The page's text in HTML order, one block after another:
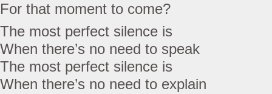
For that moment to come?
The most perfect silence is
When there’s no need to speak
The most perfect silence is
When there’s no need to explain